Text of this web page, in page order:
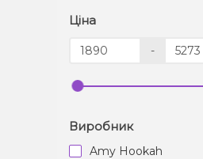
Ціна
-
Виробник
Amy Hookah